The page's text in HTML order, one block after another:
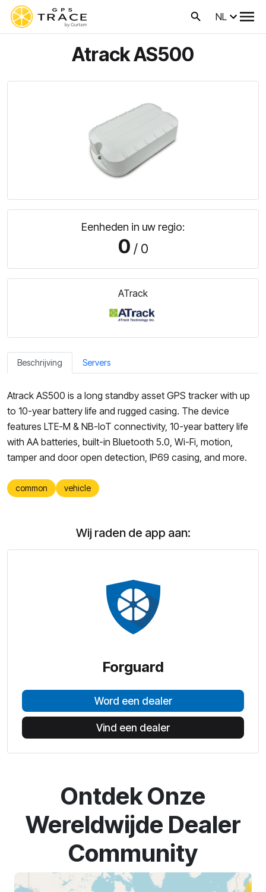
NL
Atrack AS500
Eenheden in uw regio:
0 / 0
ATrack
Beschrijving Servers
Atrack AS500 is a long standby asset GPS tracker with up
to 10-year battery life and rugged casing. The device
features LTE-M & NB-IoT connectivity, 10-year battery life
with AA batteries, built-in Bluetooth 5.0, Wi-Fi, motion,
tamper and door open detection, IP69 casing, and more.
common vehicle
Wij raden de app aan:
Forguard
Word een dealer
Vind een dealer
Ontdek Onze
Wereldwijde Dealer
Community